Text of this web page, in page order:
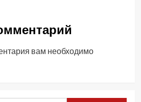
вам необходимо